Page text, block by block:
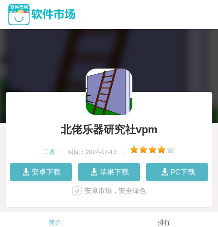
北佬乐器研究社vpm
工具 时间：2024-07-13
安卓下载 苹果下载 PC下载
安卓市场，安全绿色
简介 排行